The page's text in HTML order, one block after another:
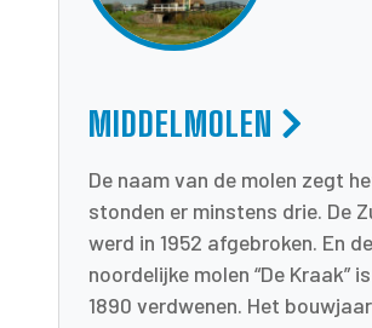
MIDDELMOLEN
De naam van de molen zegt
stonden er minstens drie. De
werd in 1952 afgebroken. En de
noordelijke molen “De Kraak”
1890 verdwenen. Het